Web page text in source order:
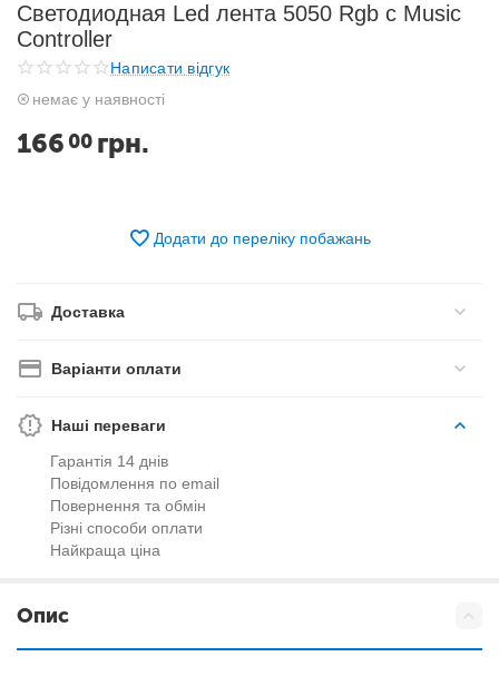
Светодиодная Led лента 5050 Rgb c Music
Controller
Написати відгук
немає у наявності
166 00 грн.
Додати до переліку побажань
Доставка
Варіанти оплати
Наші переваги
Гарантія 14 днів
Повідомлення по email
Повернення та обмін
Різні способи оплати
Найкраща ціна
Опис